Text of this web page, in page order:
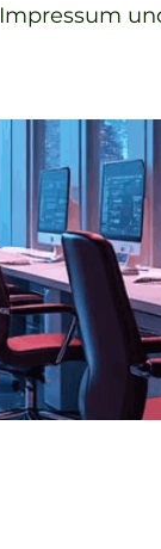
Impressum